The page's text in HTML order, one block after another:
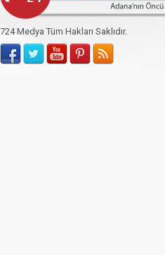
724 Medya Tüm Hakları Saklıdır.